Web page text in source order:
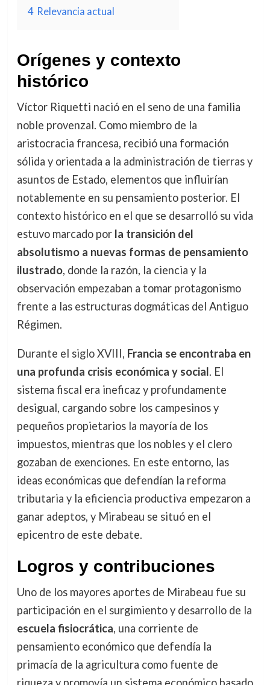
4 Relevancia actual
Orígenes y contexto
histórico
Víctor Riquetti nació en el seno de una familia
noble provenzal. Como miembro de la
aristocracia francesa, recibió una formación
sólida y orientada a la administración de tierras y
asuntos de Estado, elementos que influirían
notablemente en su pensamiento posterior. El
contexto histórico en el que se desarrolló su vida
estuvo marcado por la transición del
absolutismo a nuevas formas de pensamiento
ilustrado, donde la razón, la ciencia y la
observación empezaban a tomar protagonismo
frente a las estructuras dogmáticas del Antiguo
Régimen.
Durante el siglo XVIII, Francia se encontraba en
una profunda crisis económica y social. El
sistema fiscal era ineficaz y profundamente
desigual, cargando sobre los campesinos y
pequeños propietarios la mayoría de los
impuestos, mientras que los nobles y el clero
gozaban de exenciones. En este entorno, las
ideas económicas que defendían la reforma
tributaria y la eficiencia productiva empezaron a
ganar adeptos, y Mirabeau se situó en el
epicentro de este debate.
Logros y contribuciones
Uno de los mayores aportes de Mirabeau fue su
participación en el surgimiento y desarrollo de la
escuela fisiocrática, una corriente de
pensamiento económico que defendía la
primacía de la agricultura como fuente de